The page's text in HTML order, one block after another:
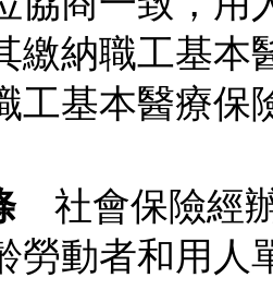
繳納職工基本
工基本醫療保
社會保險經
勞動者和用人